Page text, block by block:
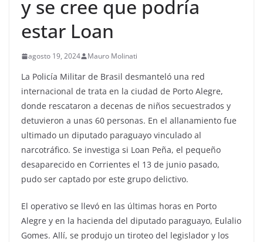
y se cree que podría
estar Loan
agosto 19, 2024 Mauro Molinati
La Policía Militar de Brasil desmanteló una red
internacional de trata en la ciudad de Porto Alegre,
donde rescataron a decenas de niños secuestrados y
detuvieron a unas 60 personas. En el allanamiento fue
ultimado un diputado paraguayo vinculado al
narcotráfico. Se investiga si Loan Peña, el pequeño
desaparecido en Corrientes el 13 de junio pasado,
pudo ser captado por este grupo delictivo.
El operativo se llevó en las últimas horas en Porto
Alegre y en la hacienda del diputado paraguayo, Eulalio
Gomes. Allí, se produjo un tiroteo del legislador y los